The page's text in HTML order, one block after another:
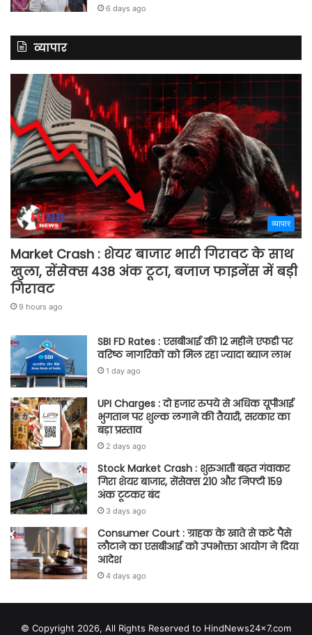
6 days ago
व्यापार
व्यापार
Market Crash : शेयर बाजार भारी गिरावट के साथ
खुला, सेंसेक्स 438 अंक टूटा, बजाज फाइनेंस में बड़ी
गिरावट
9 hours ago
SBI FD Rates : एसबीआई की 12 महीने एफडी पर
वरिष्ठ नागरिकों को मिल रहा ज्यादा ब्याज लाभ
1 day ago
UPI Charges : दो हजार रुपये से अधिक यूपीआई
भुगतान पर शुल्क लगाने की तैयारी, सरकार का
बड़ा प्रस्ताव
2 days ago
Stock Market Crash : शुरुआती बढ़त गंवाकर
गिरा शेयर बाजार, सेंसेक्स 210 और निफ्टी 159
अंक टूटकर बंद
3 days ago
Consumer Court : ग्राहक के खाते से कटे पैसे
लौटाने का एसबीआई को उपभोक्ता आयोग ने दिया
आदेश
4 days ago
© Copyright 2026, All Rights Reserved to HindNews24x7.com